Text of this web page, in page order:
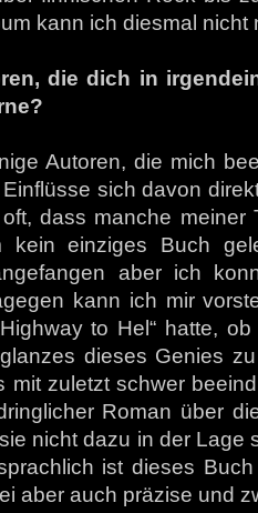
kann ich diesmal nicht
die dich in
Autoren, die mich
sich davon
dass manche
kein einziges Buch
aber ich
kann ich mir
to Hel“ hatte,
dieses Genies
mit zuletzt schwer
Roman über
nicht dazu in der
ist dieses
aber auch präzise und